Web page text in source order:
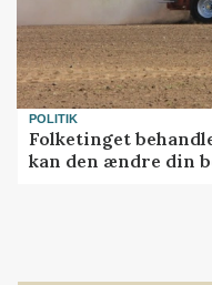
POLITIK
Folketinget
kan den ændre din